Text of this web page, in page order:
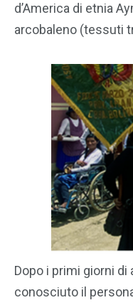
d’America di etnia
arcobaleno (tessuti
Dopo i primi giorni
conosciuto il